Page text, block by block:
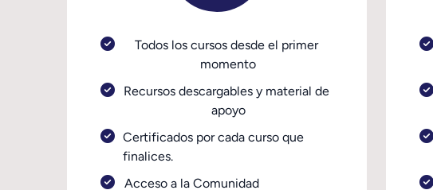
Todos los cursos desde el primer
momento
Recursos descargables y material de
apoyo
Certificados por cada curso que
finalices.
Acceso a la Comunidad